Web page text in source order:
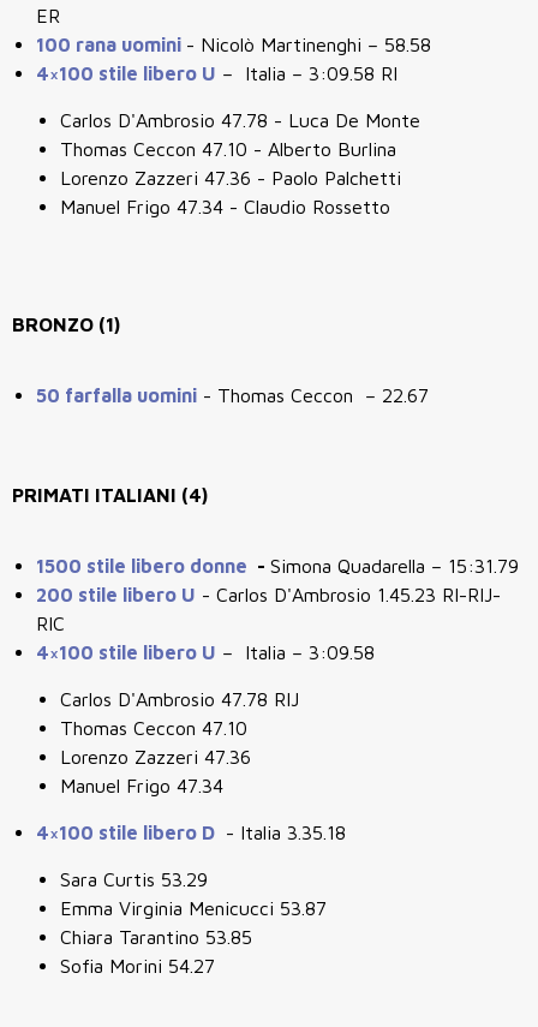
ER
100 rana uomini - Nicolò Martinenghi – 58.58
4×100 stile libero U – Italia – 3:09.58 RI
Carlos D'Ambrosio 47.78 - Luca De Monte
Thomas Ceccon 47.10 - Alberto Burlina
Lorenzo Zazzeri 47.36 - Paolo Palchetti
Manuel Frigo 47.34 - Claudio Rossetto
BRONZO (1)
50 farfalla uomini - Thomas Ceccon – 22.67
PRIMATI ITALIANI (4)
1500 stile libero donne - Simona Quadarella – 15:31.79
200 stile libero U - Carlos D'Ambrosio 1.45.23 RI-RIJ-
RIC
4×100 stile libero U – Italia – 3:09.58
Carlos D'Ambrosio 47.78 RIJ
Thomas Ceccon 47.10
Lorenzo Zazzeri 47.36
Manuel Frigo 47.34
4×100 stile libero D - Italia 3.35.18
Sara Curtis 53.29
Emma Virginia Menicucci 53.87
Chiara Tarantino 53.85
Sofia Morini 54.27